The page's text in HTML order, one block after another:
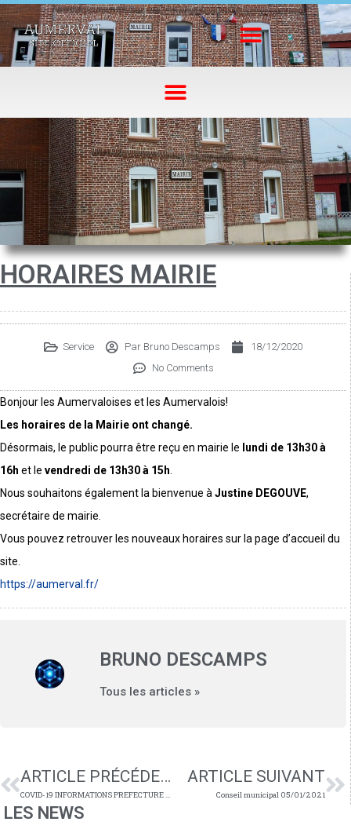
HORAIRES MAIRIE
Service Par Bruno Descamps
18/12/2020
No Comments
Bonjour les Aumervaloises et les Aumervalois!
Les horaires de la Mairie ont changé.
Désormais, le public pourra être reçu en mairie le lundi de 13h30 à
16h et le vendredi de 13h30 à 15h
Nous souhaitons également la bienvenue à Justine DEGOUVE,
secrétaire de mairie.
Vous pouvez retrouver les nouveaux horaires sur la page d’accueil du
site.
https://aumerval.fr/
BRUNO DESCAMPS
Tous les articles »
ARTICLE PRÉCÉDENT
COVID-19 INFORMATIONS PREFECTURE n°14
ARTICLE SUIVANT
Conseil municipal 05/01/2021
LES NEWS